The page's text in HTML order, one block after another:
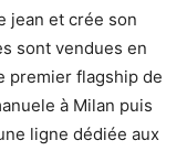
jean et crée son
sont vendues en
premier flagship de
à Milan puis
ligne dédiée aux